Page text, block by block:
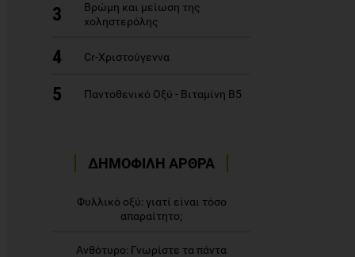
3
Βρώμη και μείωση της
χοληστερόλης
4 Cr-Χριστούγεννα
5 Παντοθενικό Οξύ - Βιταμίνη Β5
ΔΗΜΟΦΙΛΗ ΑΡΘΡΑ
Φυλλικό οξύ: γιατί είναι τόσο
απαραίτητο;
Ανθότυρο: Γνωρίστε τα πάντα